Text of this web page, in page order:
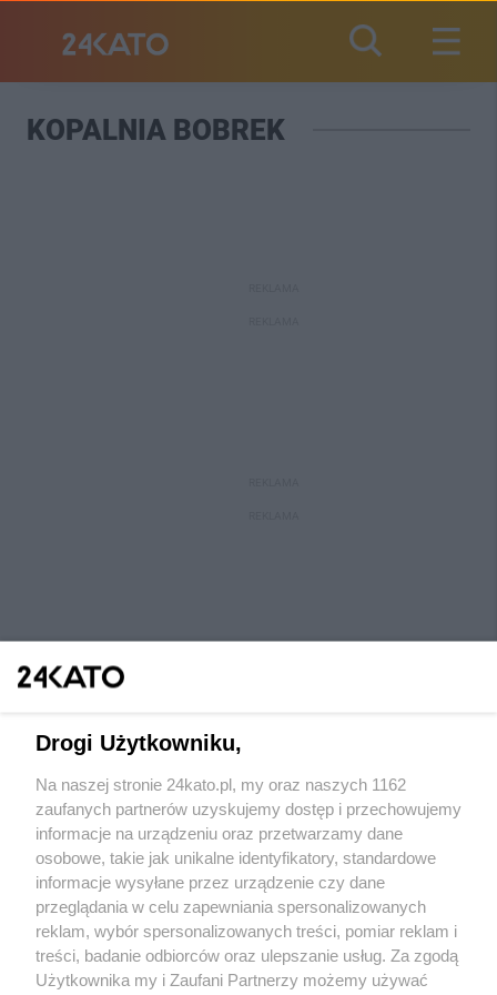
KOPALNIA BOBREK
Wydawca mediów lokalnych
Nie zapomnij
zapoznać się z:
polityką prywatności regulamin korzystania z portali
Twojemiasto Skontaktuj sięz nami
Drogi Użytkowniku,
Na naszej stronie 24kato.pl, my oraz naszych 1162
zaufanych partnerów uzyskujemy dostęp i przechowujemy
informacje na urządzeniu oraz przetwarzamy dane
osobowe, takie jak unikalne identyfikatory, standardowe
informacje wysyłane przez urządzenie czy dane
przeglądania w celu zapewniania spersonalizowanych
reklam, wybór spersonalizowanych treści, pomiar reklam i
treści, badanie odbiorców oraz ulepszanie usług. Za zgodą
Użytkownika my i Zaufani Partnerzy możemy używać